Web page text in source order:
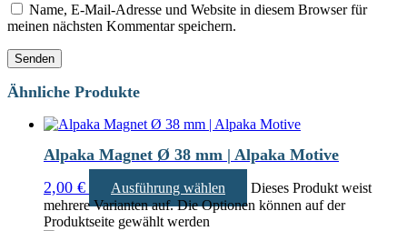
Name, E-Mail-Adresse und Website in diesem Browser für
meinen nächsten Kommentar speichern.
Ähnliche Produkte
Alpaka Magnet Ø 38 mm | Alpaka Motive
2,00 € Ausführung wählen
Dieses Produkt weist
mehrere Varianten auf. Die Optionen können auf der
Produktseite gewählt werden